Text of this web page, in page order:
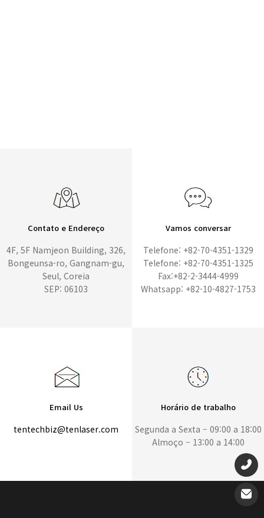
Contato e Endereço
4F, 5F Namjeon Building, 326,
Bongeunsa-ro, Gangnam-gu,
Seul, Coreia
SEP: 06103
Vamos conversar
Telefone: +82-70-4351-1329
Telefone: +82-70-4351-1325
Fax:+82-2-3444-4999
Whatsapp: +82-10-4827-1753
Email Us
tentechbiz@tenlaser.com
Horário de trabalho
Segunda a Sexta – 09:00 a 18:00
Almoço – 13:00 a 14:00